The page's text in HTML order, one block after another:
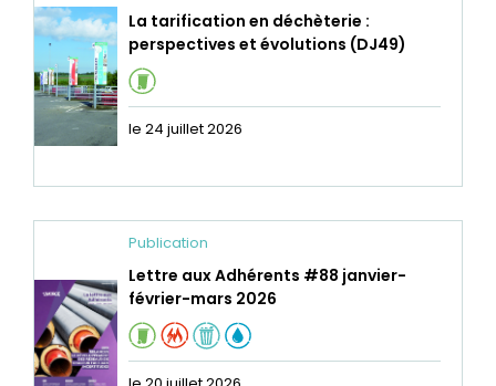
La tarification en déchèterie :
perspectives et évolutions (DJ49)
le 24 juillet 2026
Publication
Lettre aux Adhérents #88 janvier-
février-mars 2026